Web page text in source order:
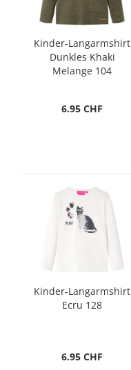
Kinder-Langarmshirt
Dunkles Khaki
Melange 104
6.95 CHF
Kinder-Langarmshirt
Ecru 128
6.95 CHF